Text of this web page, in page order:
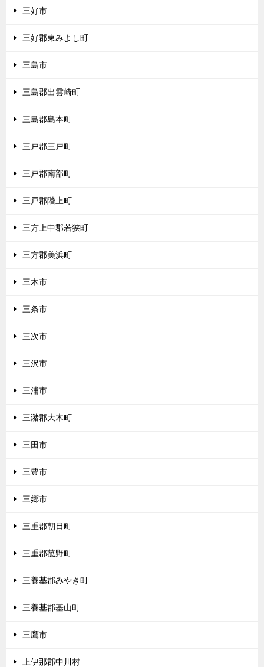
三好市
三好郡東みよし町
三島市
三島郡出雲崎町
三島郡島本町
三戸郡三戸町
三戸郡南部町
三戸郡階上町
三方上中郡若狭町
三方郡美浜町
三木市
三条市
三次市
三沢市
三浦市
三潴郡大木町
三田市
三豊市
三郷市
三重郡朝日町
三重郡菰野町
三養基郡みやき町
三養基郡基山町
三鷹市
上伊那郡中川村